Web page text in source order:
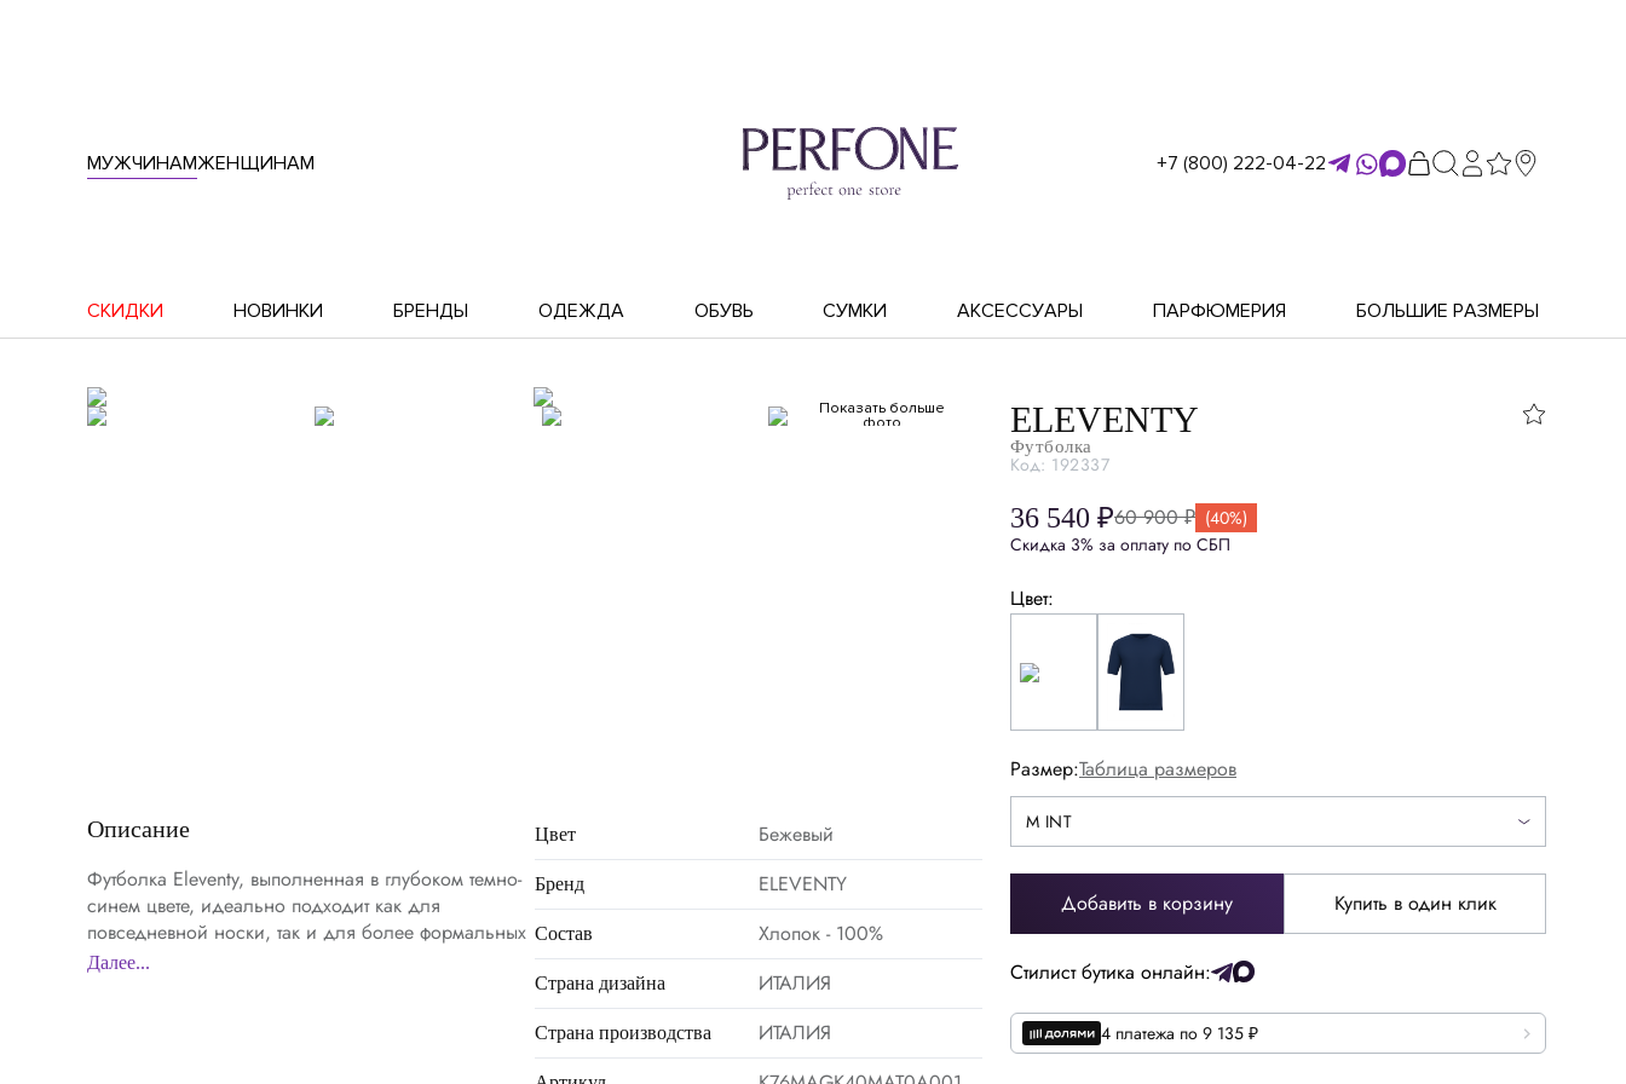
МУЖЧИНАМЖЕНЩИНАМ +7 (800) 222-04-22
СКИДКИ НОВИНКИ БРЕНДЫ ОДЕЖДА ОБУВЬ СУМКИ АКСЕССУАРЫ ПАРФЮМЕРИЯ БОЛЬШИЕ РАЗМЕРЫ
ELEVENTY
Футболка
Код: 192337
36 540 ₽60 900 ₽ (40%)
Скидка 3% за оплату по СБП
Цвет:
Размер:Таблица размеров
M INT
M INT
2XL INT
Добавить в корзину Купить в один клик
Стилист бутика онлайн:
4 платежа по 9 135 ₽
Показать больше
фото
Описание
Футболка Eleventy, выполненная в глубоком темно-
синем цвете, идеально подходит как для
повседневной носки, так и для более формальных
мероприятий. Основной материал, из которого
Далее...
Цвет Бежевый
Бренд ELEVENTY
Состав Хлопок - 100%
Страна дизайна ИТАЛИЯ
Страна производства ИТАЛИЯ
44 46 48
56
58 60 62 64 66